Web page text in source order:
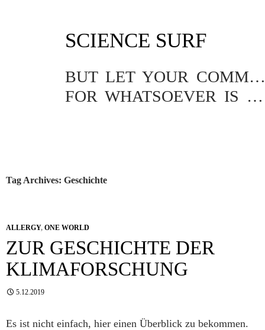
SCIENCE SURF
BUT LET YOUR COMMUNICATION BE YEA, YEA; NAY, NAY.
FOR WHATSOEVER IS MORE THAN THESE COMETH OF EVIL.
Tag Archives: Geschichte
ALLERGY, ONE WORLD
ZUR GESCHICHTE DER
KLIMAFORSCHUNG
5.12.2019
Es ist nicht einfach, hier einen Überblick zu bekommen.